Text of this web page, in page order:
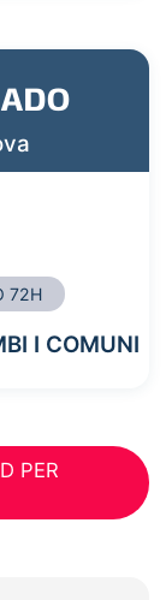
72H
I COMUNI
PER